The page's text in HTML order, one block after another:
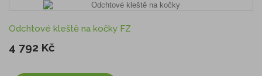
Odchtové kleště na kočky FZ
4 792 Kč